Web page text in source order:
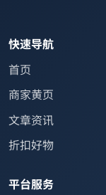
快速导航
首页
商家黄页
文章资讯
折扣好物
平台服务